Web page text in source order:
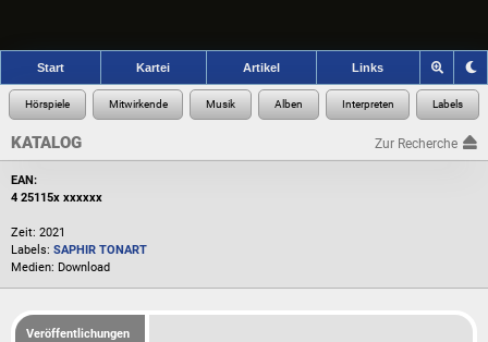
Start Kartei Artikel Links
KATALOG Zur Recherche
EAN:
4 25115x xxxxxx
Zeit: 2021
Labels: SAPHIR TONART
Medien: Download
Veröffentlichungen